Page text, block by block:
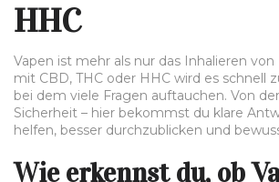
HHC
Vapen ist mehr als nur das Inhalieren
mit CBD, THC oder HHC wird es schnell
bei dem viele Fragen auftauchen. Von
Sicherheit – hier bekommst du klare
helfen, besser durchzublicken und
Wie erkennst du, ob